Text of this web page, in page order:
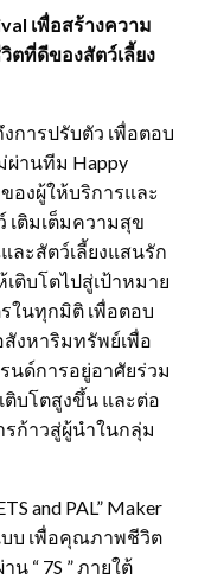
เพื่อสร้างความ
ที่ดีของสัตว์เลี้ยง
การปรับตัว เพื่อตอบ
านทีม Happy
ของผู้ให้บริการและ
เติมเต็มความสุข
ะสัตว์เลี้ยงแสนรัก
ติบโตไปสู่เป้าหมาย
ในทุกมิติ เพื่อตอบ
งหาริมทรัพย์เพื่อ
นด์การอยู่อาศัยร่วม
ติบโตสูงขึ้น และต่อ
รก้าวสู่ผู้นำในกลุ่ม
and PAL” Maker
บบ เพื่อคุณภาพชีวิต
“ 7S ” ภายใต้